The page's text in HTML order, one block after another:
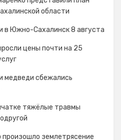
области
в Южно-Сахалинск 8 августа
цены почти на 25
медведи сбежались
тяжёлые травмы
произошло землетрясение